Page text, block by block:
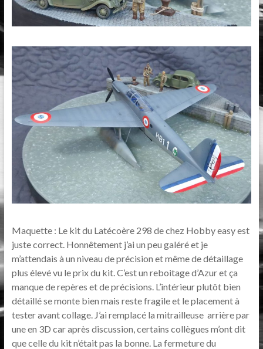
Maquette : Le kit du Latécoère 298 de chez Hobby easy est
juste correct. Honnêtement j’ai un peu galéré et je
m’attendais à un niveau de précision et même de détaillage
plus élevé vu le prix du kit. C’est un reboitage d’Azur et ça
manque de repères et de précisions. L’intérieur plutôt bien
détaillé se monte bien mais reste fragile et le placement à
tester avant collage. J’ai remplacé la mitrailleuse arrière par
une en 3D car après discussion, certains collègues m’ont dit
que celle du kit n’était pas la bonne. La fermeture du